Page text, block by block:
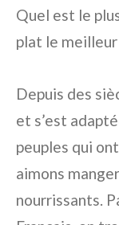
Quel est le
plat le meilleur
Depuis des
et s’est
peuples qui
aimons
nourrissants.